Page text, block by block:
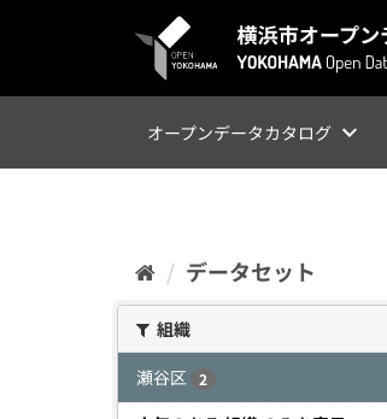
オープンデータカタログ
データセット
組織
瀬谷区 2